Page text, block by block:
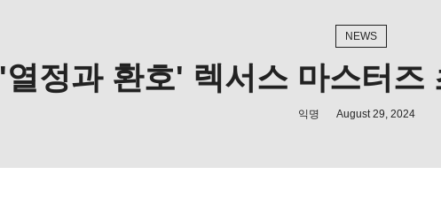
NEWS
'열정과 환호' 렉서스 마스터즈
익명 August 29, 2024